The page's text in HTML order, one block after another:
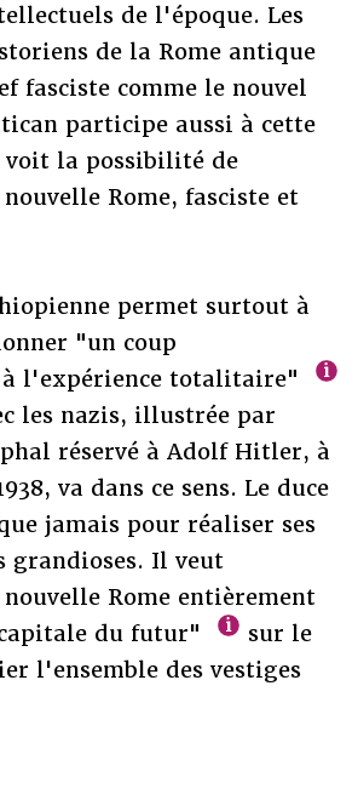
de l'époque. Les
de la Rome antique
fasciste comme le nouvel
participe aussi à cette
la possibilité de
Rome, fasciste et
permet surtout à
"un coup
l'expérience totalitaire"
les nazis, illustrée par
réservé à Adolf Hitler, à
va dans ce sens. Le duce
jamais pour réaliser ses
grandioses. Il veut
Rome entièrement
du futur"
sur le
l'ensemble des vestiges